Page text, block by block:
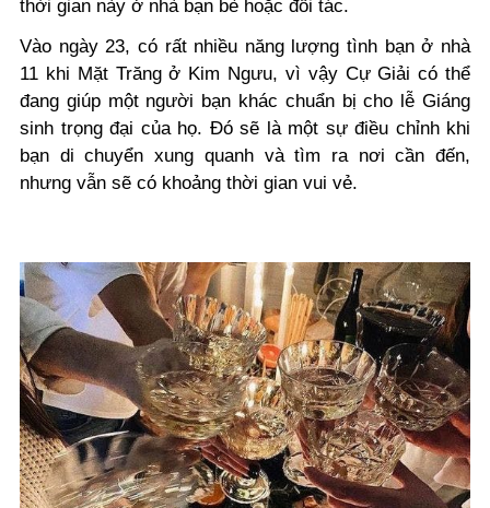
thời gian này ở nhà bạn bè hoặc đối tác.
Vào ngày 23, có rất nhiều năng lượng tình bạn ở nhà
11 khi Mặt Trăng ở Kim Ngưu, vì vậy Cự Giải có thể
đang giúp một người bạn khác chuẩn bị cho lễ Giáng
sinh trọng đại của họ. Đó sẽ là một sự điều chỉnh khi
bạn di chuyển xung quanh và tìm ra nơi cần đến,
nhưng vẫn sẽ có khoảng thời gian vui vẻ.